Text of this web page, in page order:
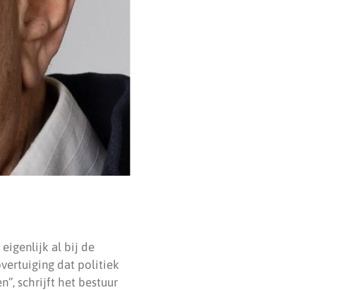
eigenlijk al bij de
dat politiek
schrijft het bestuur